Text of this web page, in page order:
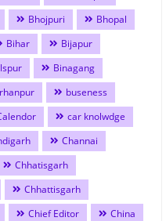
Bhojpuri
Bhopal
Bihar
Bijapur
Binagang
buseness
car knolwdge
Channai
Chhatisgarh
Chhattisgarh
Chief Editor
China